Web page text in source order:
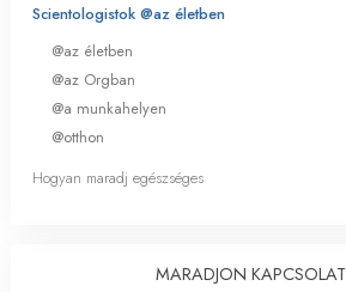
Scientologistok @az életben
@az életben
@az Orgban
@a munkahelyen
@otthon
Hogyan maradj egészséges
MARADJON